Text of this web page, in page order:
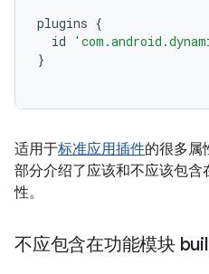
plugins {
id
}
适用于标准应用插件的很多属
部分介绍了应该和不应该包
性。
不应包含在功能模块